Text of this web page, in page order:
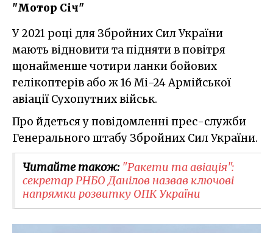
"Мотор Січ"
У 2021 році для Збройних Сил України
мають відновити та підняти в повітря
щонайменше чотири ланки бойових
гелікоптерів або ж 16 Мі-24 Армійської
авіації Сухопутних військ.
Про йдеться у повідомленні прес-служби
Генерального штабу Збройних Сил України.
Читайте також: "Ракети та авіація":
секретар РНБО Данілов назвав ключові
напрямки розвитку ОПК України